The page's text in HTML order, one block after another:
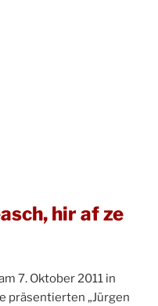
hir af ze
7. Oktober 2011 in
präsentierten „Jürgen